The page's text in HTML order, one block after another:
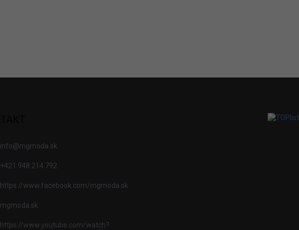
info@mgmoda.sk
+421 948 214 792
https://www.facebook.com/mgmoda.sk
mgmoda.sk
https://www.youtube.com/watch?